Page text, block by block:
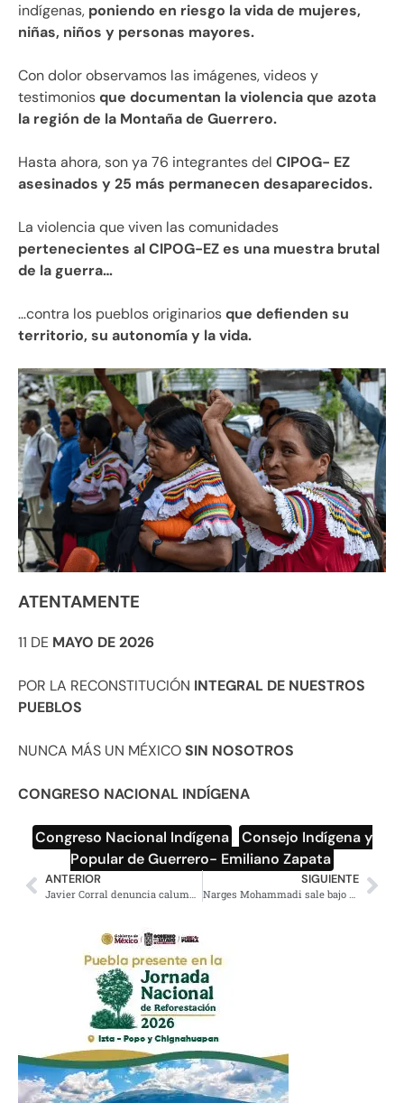
indígenas, poniendo en riesgo la vida de mujeres,
niñas, niños y personas mayores.
Con dolor observamos las imágenes, videos y
testimoniosque documentan la violencia que azota
la región de la Montaña de Guerrero.
Hasta ahora, son ya 76 integrantes del CIPOG- EZ
asesinados y 25 más permanecen desaparecidos.
La violencia que viven las comunidades
pertenecientes al CIPOG-EZ es una muestra brutal
de la guerra…
…contra los pueblos originariosque defienden su
territorio, su autonomía y la vida.
ATENTAMENTE
11 DE MAYO DE 2026
POR LA RECONSTITUCIÓN INTEGRAL DE NUESTROS
PUEBLOS
NUNCA MÁS UN MÉXICOSIN NOSOTROS
CONGRESO NACIONAL INDÍGENA
Congreso Nacional Indígena
Consejo Indígena y
Popular de Guerrero- Emiliano Zapata
ANTERIOR SIGUIENTE